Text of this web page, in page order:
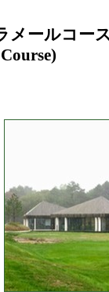
メールコー